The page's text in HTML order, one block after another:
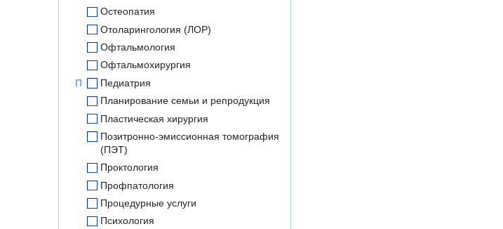
Остеопатия
Отоларингология (ЛОР)
Офтальмология
Офтальмохирургия
П
Педиатрия
Планирование семьи и репродукция
Пластическая хирургия
Позитронно-эмиссионная томография
(ПЭТ)
Проктология
Профпатология
Процедурные услуги
Психология